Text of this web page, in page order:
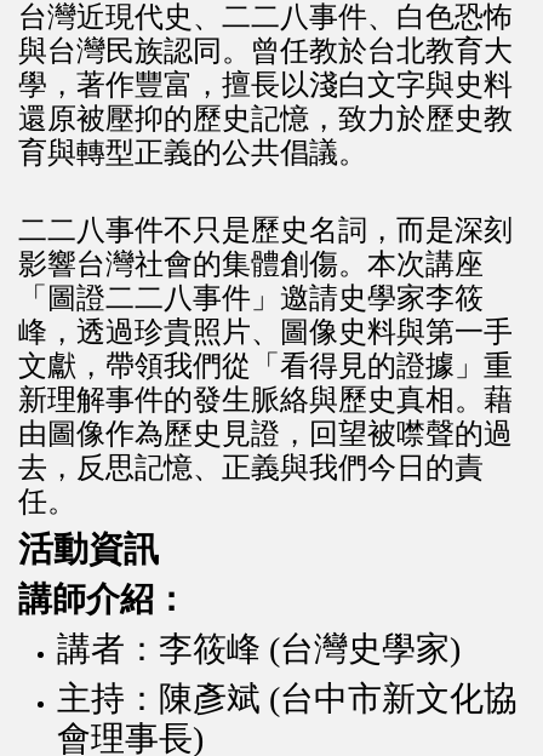
台灣近現代史、二二八事件、白色恐怖
與台灣民族認同。曾任教於台北教育大
學，著作豐富，擅長以淺白文字與史料
還原被壓抑的歷史記憶，致力於歷史教
育與轉型正義的公共倡議。
二二八事件不只是歷史名詞，而是深刻
影響台灣社會的集體創傷。本次講座
「圖證二二八事件」邀請史學家李筱
峰，透過珍貴照片、圖像史料與第一手
文獻，帶領我們從「看得見的證據」重
新理解事件的發生脈絡與歷史真相。藉
由圖像作為歷史見證，回望被噤聲的過
去，反思記憶、正義與我們今日的責
任。
活動資訊
講師介紹：
講者：李筱峰 (台灣史學家)
主持：陳彥斌 (台中市新文化協
會理事長)